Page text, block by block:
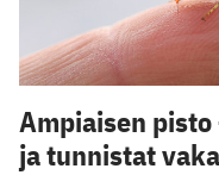
Ampiaisen
ja tunnistat